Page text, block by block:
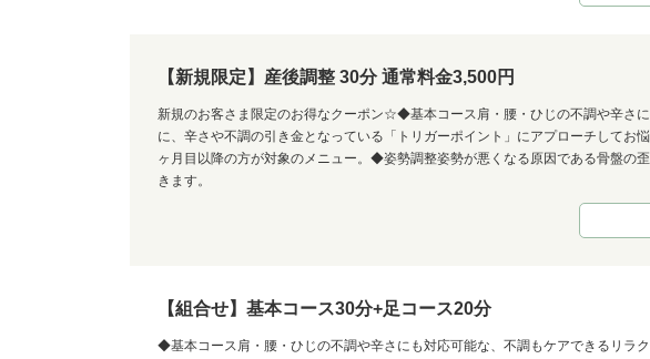
【新規限定】産後調整 30分 通常料金3,500円
新規のお客さま限定のお得なクーポン☆◆基本コース肩・腰・ひじの不調や辛さ
に、辛さや不調の引き金となっている「トリガーポイント」にアプローチして
ヶ月目以降の方が対象のメニュー。◆姿勢調整姿勢が悪くなる原因である骨盤の
きます。
【組合せ】基本コース30分+足コース20分
◆基本コース肩・腰・ひじの不調や辛さにも対応可能な、不調もケアできるリラ